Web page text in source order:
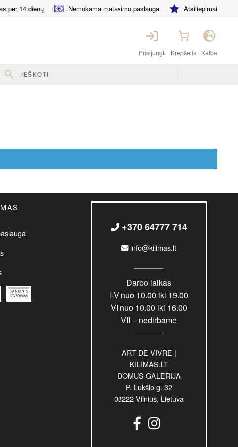
per 14 dienų Nemokama matavimo paslauga Atsiliepimai
Prisijungti Krepšelis Kalba
+370 64777 714
info@kilimas.lt
Darbo laikas
I-V nuo 10.00 iki 19.00
VI nuo 10.00 iki 16.00
VII – nedirbame
ART DE VIVRE |
KILIMAS.LT
DOMUS GALERIJA
P. Lukšio g. 32
08222 Vilnius, Lietuva